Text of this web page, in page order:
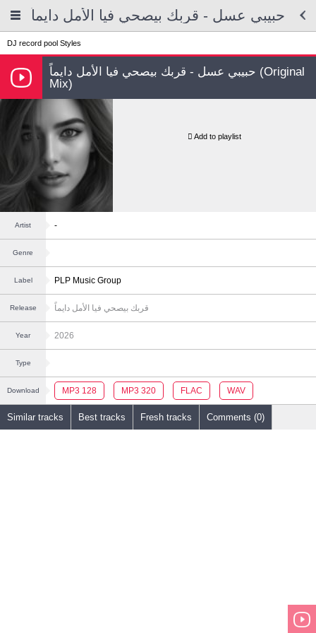
حبيبي عسل - قربك بيصحي فيا الأمل دايماً
DJ record pool Styles
حبيبي عسل - قربك بيصحي فيا الأمل دايماً (Original
Mix)
Add to playlist
Artist -
Genre
Label PLP Music Group
Release قربك بيصحي فيا الأمل دايماً
Year 2026
Type
Download MP3 128 MP3 320 FLAC WAV
Similar tracks Best tracks Fresh tracks Comments (0)